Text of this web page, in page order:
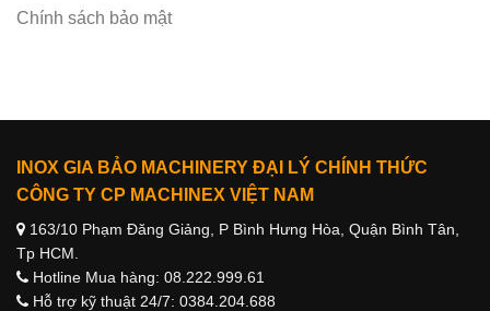
Chính sách bảo mật
INOX GIA BẢO MACHINERY ĐẠI LÝ CHÍNH THỨC
CÔNG TY CP MACHINEX VIỆT NAM
163/10 Phạm Đăng Giảng, P Bình Hưng Hòa, Quận Bình Tân,
Tp HCM.
Hotline Mua hàng: 08.222.999.61
Hỗ trợ kỹ thuật 24/7: 0384.204.688